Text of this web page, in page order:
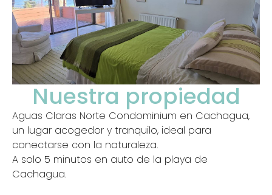
Nuestra propiedad
Aguas Claras Norte Condominium en Cachagua,
un lugar acogedor y tranquilo, ideal para
conectarse con la naturaleza.
A solo 5 minutos en auto de la playa de
Cachagua.